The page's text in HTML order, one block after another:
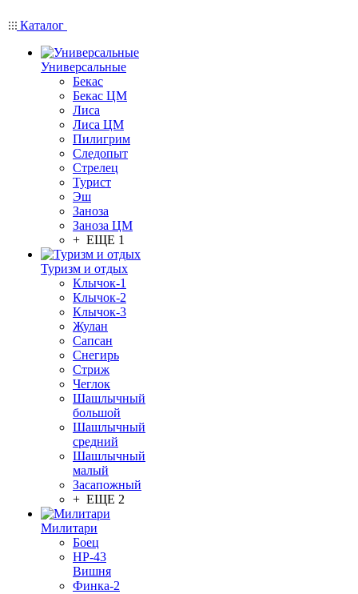
Каталог
Универсальные
Бекас
Бекас ЦМ
Лиса
Лиса ЦМ
Пилигрим
Следопыт
Стрелец
Турист
Эш
Заноза
Заноза ЦМ
+ ЕЩЕ 1
Туризм и отдых
Клычок-1
Клычок-2
Клычок-3
Жулан
Сапсан
Снегирь
Стриж
Чеглок
Шашлычный
большой
Шашлычный
средний
Шашлычный
малый
Засапожный
+ ЕЩЕ 2
Милитари
Боец
НР-43
Вишня
Финка-2